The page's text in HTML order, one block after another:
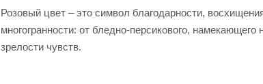
Розовый цвет – это символ благодарности,
многогранности: от бледно-персикового,
зрелости чувств.